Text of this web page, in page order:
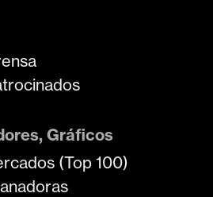
Gráficos
(Top 100)